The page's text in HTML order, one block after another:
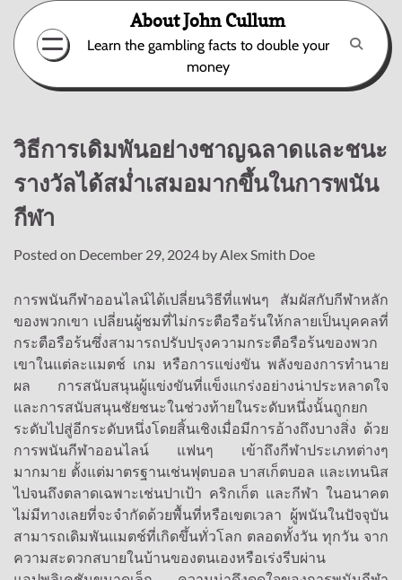
content
About John Cullum
Learn the gambling facts to double your
money
วิธีการเดิมพันอย่างชาญฉลาดและชนะ
รางวัลได้สม่ำเสมอมากขึ้นในการพนัน
กีฬา
Posted on December 29, 2024 byAlex Smith Doe
การพนันกีฬาออนไลน์ได้เปลี่ยนวิธีที่แฟนๆ สัมผัสกับกีฬาหลัก
ของพวกเขา เปลี่ยนผู้ชมที่ไม่กระตือรือร้นให้กลายเป็นบุคคลที่
กระตือรือร้นซึ่งสามารถปรับปรุงความกระตือรือร้นของพวก
เขาในแต่ละแมตช์ เกม หรือการแข่งขัน พลังของการทำนาย
ผล การสนับสนุนผู้แข่งขันที่แข็งแกร่งอย่างน่าประหลาดใจ
และการสนับสนุนชัยชนะในช่วงท้ายในระดับหนึ่งนั้นถูกยก
ระดับไปสู่อีกระดับหนึ่งโดยสิ้นเชิงเมื่อมีการอ้างถึงบางสิ่ง ด้วย
การพนันกีฬาออนไลน์ แฟนๆ เข้าถึงกีฬาประเภทต่างๆ
มากมาย ตั้งแต่มาตรฐานเช่นฟุตบอล บาสเก็ตบอล และเทนนิส
ไปจนถึงตลาดเฉพาะเช่นปาเป้า คริกเก็ต และกีฬา ในอนาคต
ไม่มีทางเลยที่จะจำกัดด้วยพื้นที่หรือเขตเวลา ผู้พนันในปัจจุบัน
สามารถเดิมพันแมตช์ที่เกิดขึ้นทั่วโลก ตลอดทั้งวัน ทุกวัน จาก
ความสะดวกสบายในบ้านของตนเองหรือเร่งรีบผ่าน